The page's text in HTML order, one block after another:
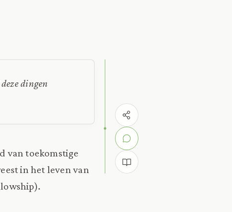
dingen
van toekomstige
in het leven van